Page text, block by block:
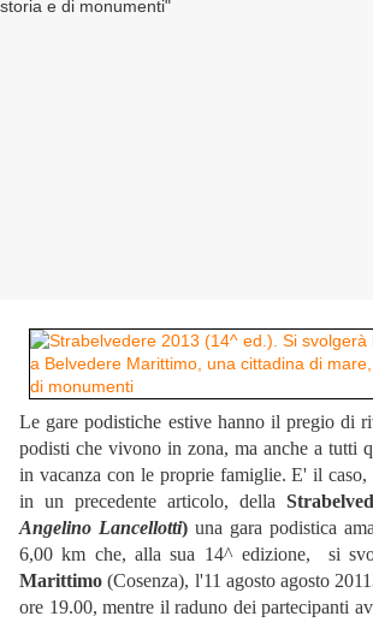
Le gare podistiche estive hanno il pregio di
podisti che vivono in zona, ma anche a tutti
in vacanza con le proprie famiglie. E' il caso,
in un precedente articolo, della
Angelino Lancellotti) una gara podistica
6,00 km che, alla sua 14^ edizione, si
Marittimo (Cosenza), l'11 agosto agosto
ore 19.00, mentre il raduno dei partecipanti